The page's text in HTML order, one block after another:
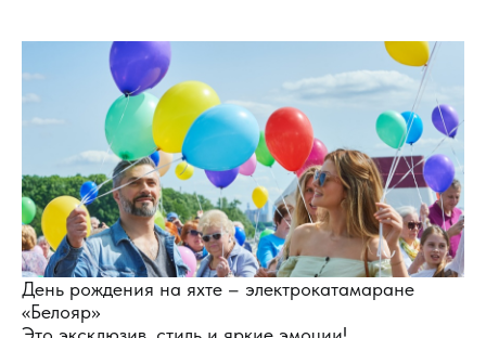
День рождения на яхте – электрокатамаране
«Белояр»